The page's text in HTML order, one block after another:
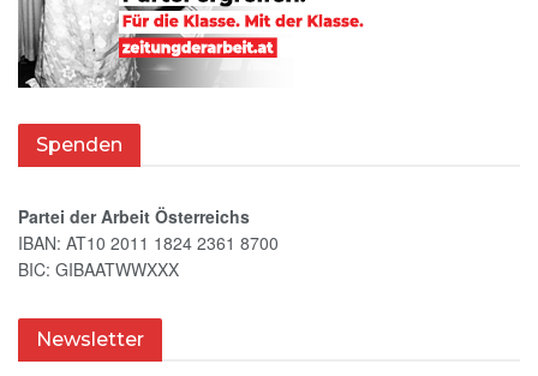
Spenden
Partei der Arbeit Österreichs
IBAN: AT10 2011 1824 2361 8700
BIC: GIBAATWWXXX
Newsletter